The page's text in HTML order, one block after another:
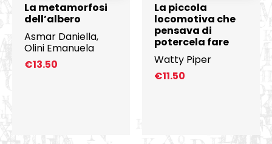
La metamorfosi
dell’albero
Asmar Daniella,
Olini Emanuela
€13.50
La piccola
locomotiva che
pensava di
potercela fare
Watty Piper
€11.50